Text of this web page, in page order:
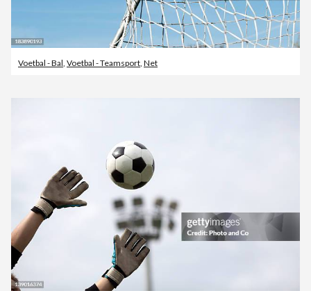
Voetbal - Bal, Voetbal - Teamsport, Net